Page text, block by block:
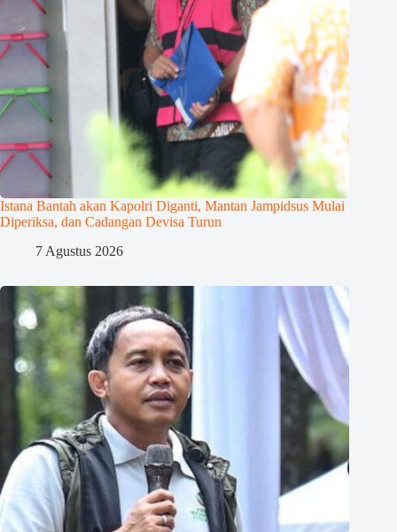
Istana Bantah akan Kapolri Diganti, Mantan Jampidsus Mulai
Diperiksa, dan Cadangan Devisa Turun
7 Agustus 2026